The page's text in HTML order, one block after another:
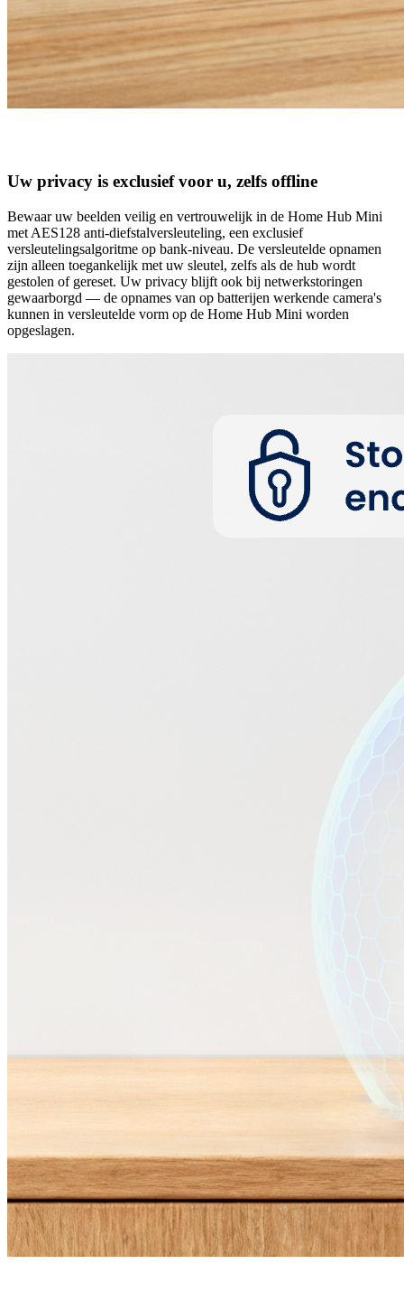
Uw privacy is exclusief voor u, zelfs offline
Bewaar uw beelden veilig en vertrouwelijk in de Home Hub Mini
met AES128 anti-diefstalversleuteling, een exclusief
versleutelingsalgoritme op bank-niveau. De versleutelde opnamen
zijn alleen toegankelijk met uw sleutel, zelfs als de hub wordt
gestolen of gereset. Uw privacy blijft ook bij netwerkstoringen
gewaarborgd — de opnames van op batterijen werkende camera's
kunnen in versleutelde vorm op de Home Hub Mini worden
opgeslagen.